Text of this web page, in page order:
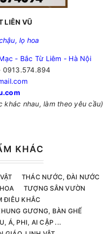
LIÊN VŨ
lọ hoa
- Bắc Từ Liêm - Hà Nội
khác nhau, làm theo yêu cầu)
KHÁC
THÁC NƯỚC, ĐÀI NƯỚC
TƯỢNG SÂN VƯỜN
ĐIÊU KHẮC
GƯƠNG, BÀN GHẾ
Á, PHI, AI CẬP ...